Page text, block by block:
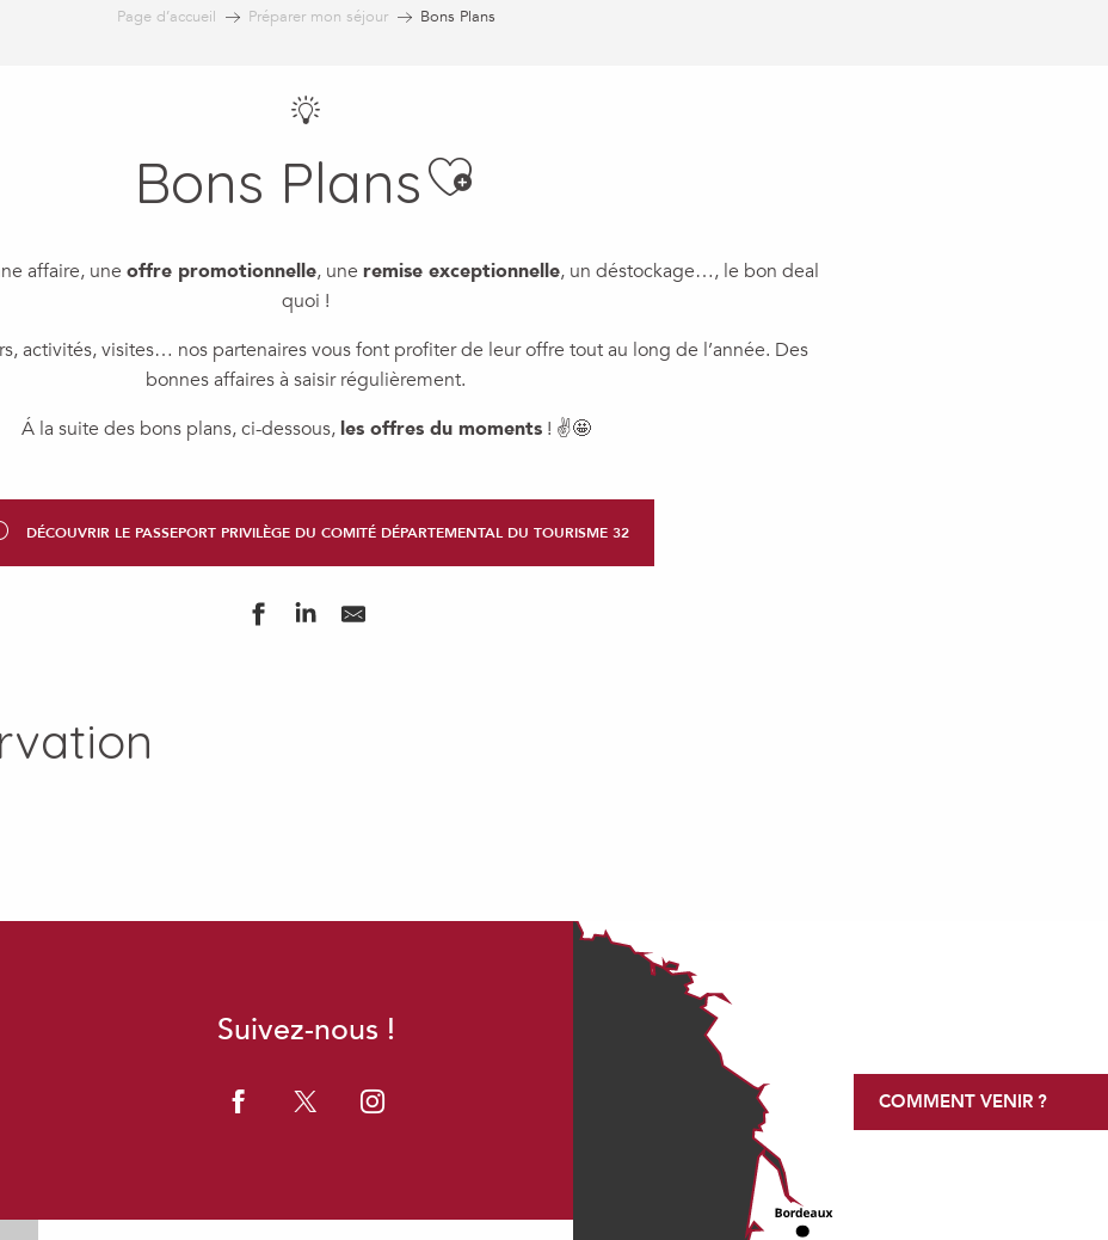
Page d’accueil Préparer mon séjour Bons Plans
Bons PlansAjouter aux favoris
affaire, une offre promotionnelle, une remise exceptionnelle, un déstockage…, le bon deal
quoi !
activités, visites… nos partenaires vous font profiter de leur offre tout au long de l’année. Des
bonnes affaires à saisir régulièrement.
Á la suite des bons plans, ci-dessous,les offres du moments! ✌️🤩
DÉCOUVRIR LE PASSEPORT PRIVILÈGE DU COMITÉ DÉPARTEMENTAL DU TOURISME 32
Suivez-nous !
COMMENT VENIR ?